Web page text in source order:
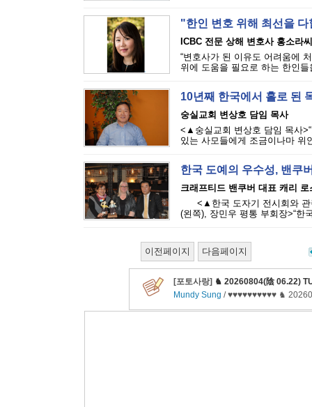
"한인 변호 위해 최선을
ICBC 전문 상해 변호사 홍소라씨
“변호사가 된 이유도 어려움에
위에 도움을 필요로 하는 한인
10년째 한국에서 홀로 된
숭실교회 변상호 담임 목사
<▲숭실교회 변상호 담임 목사
있는 사모들에게 조금이나마 위
한국 도예의 우수성, 밴쿠
크래프티드 밴쿠버 대표 캐리
<▲한국 도자기 전시회와 관
(왼쪽), 장민우 평통 부회장>“한
이전페이지 다음페이지